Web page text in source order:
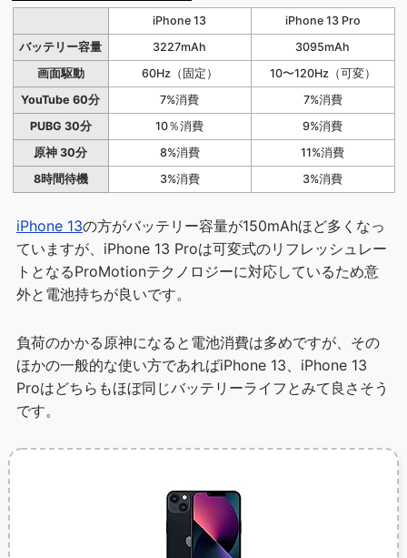
iPhone 13
iPhone 13 Pro
バッテリー容量
3227mAh
3095mAh
画面駆動
60Hz（固定）
10〜120Hz（可変）
YouTube 60分
7%消費
7%消費
PUBG 30分
10％消費
9%消費
原神 30分
8%消費
11%消費
8時間待機
3%消費 3%消費
iPhone 13の方がバッテリー容量が150mAhほど多くなっ
ていますが、iPhone 13 Proは可変式のリフレッシュレー
トとなるProMotionテクノロジーに対応しているため意
外と電池持ちが良いです。
負荷のかかる原神になると電池消費は多めですが、その
ほかの一般的な使い方であればiPhone 13、iPhone 13
Proはどちらもほぼ同じバッテリーライフとみて良さそう
です。